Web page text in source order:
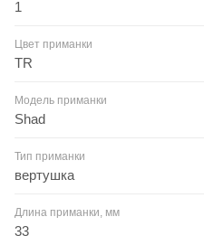
1
Цвет приманки
TR
Модель приманки
Shad
Тип приманки
вертушка
Длина приманки, мм
33